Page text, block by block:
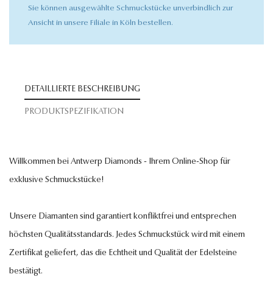
Sie können ausgewählte Schmuckstücke unverbindlich zur
Ansicht in unsere Filiale in Köln bestellen.
DETAILLIERTE BESCHREIBUNG
PRODUKTSPEZIFIKATION
Willkommen bei Antwerp Diamonds - Ihrem Online-Shop für
exklusive Schmuckstücke!
Unsere Diamanten sind garantiert konfliktfrei und entsprechen
höchsten Qualitätsstandards. Jedes Schmuckstück wird mit einem
Zertifikat geliefert, das die Echtheit und Qualität der Edelsteine
bestätigt.